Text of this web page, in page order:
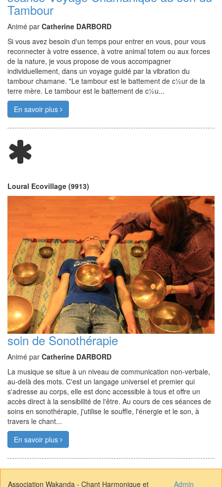
Tambour
Animé par Catherine DARBORD
Si vous avez besoin d'un temps pour entrer en vous, pour vous
reconnecter à votre essence, à votre animal totem ou aux forces
de la nature, je vous propose de vous accompagner
individuellement, dans un voyage guidé par la vibration du
tambour chamane. "Le tambour est le battement de c½ur de la
terre mère. Le tambour est le battement de c½u...
En savoir plus
Loural Ecovillage (9913)
soin de Sonothérapie
Animé par Catherine DARBORD
La musique se situe à un niveau de communication non-verbale,
au-delà des mots. C'est un langage universel et premier qui
s'adresse au corps, elle est donc accessible à tous et offre un
accès direct à la sensibilité de l'être. Au cours de ces séances de
soins en sonothérapie, j'utilise le souffle, l'énergie et le son, à
travers le chant...
En savoir plus
Association Wakanda - Chant Harmonique et Admin